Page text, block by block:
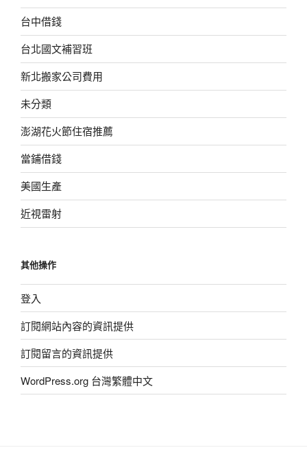
台中借錢
台北國文補習班
新北搬家公司費用
未分類
澎湖花火節住宿推薦
當鋪借錢
美國生產
近視雷射
其他操作
登入
訂閱網站內容的資訊提供
訂閱留言的資訊提供
WordPress.org 台灣繁體中文